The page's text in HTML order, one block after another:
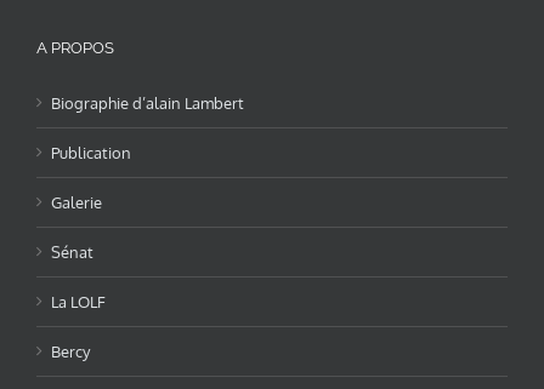
A PROPOS
Biographie d’alain Lambert
Publication
Galerie
Sénat
La LOLF
Bercy